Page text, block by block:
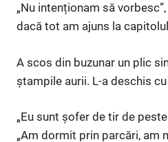
„Nu intenționam să
dacă tot am ajuns la
A scos din buzunar un plic
ștampile aurii. L-a deschis
„Eu sunt șofer de tir de
„Am dormit prin parcări, am